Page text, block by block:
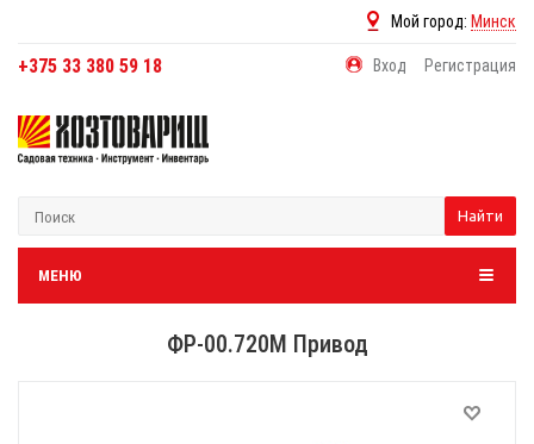
Мой город: Минск
+375 33 380 59 18 Вход Регистрация
Найти
МЕНЮ
ФР-00.720М Привод